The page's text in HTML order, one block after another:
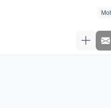
www.lyrics-